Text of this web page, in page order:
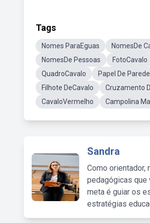
Tags
Nomes ParaEguas NomesDe
NomesDe Pessoas
FotoCavalo
QuadroCavalo
Papel De
Filhote DeCavalo
Cruzamento
CavaloVermelho
Campolina
Sandra
Como orientador,
pedagógicas que
meta é guiar os
estratégias